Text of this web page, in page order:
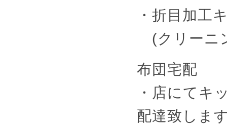
・折目加工
(クリーニ
布団宅配
・店にてキ
配達致しま